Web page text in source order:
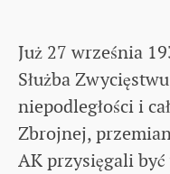
Już 27 września
Służba
niepodległości i
Zbrojnej,
AK przysięgali